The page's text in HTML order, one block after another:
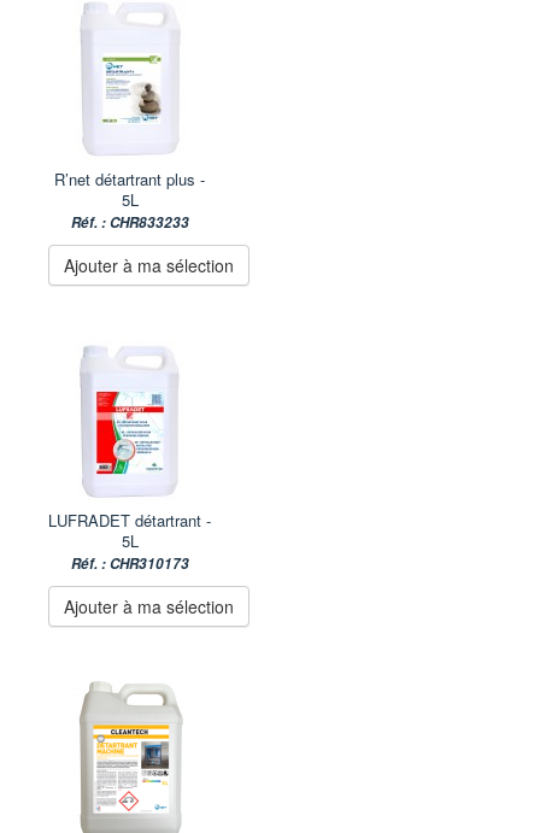
R’net détartrant plus -
5L
Réf. : CHR833233
Ajouter à ma sélection
LUFRADET détartrant -
5L
Réf. : CHR310173
Ajouter à ma sélection